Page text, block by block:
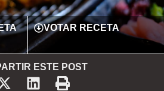
VOTAR RECETA
ESTE POST